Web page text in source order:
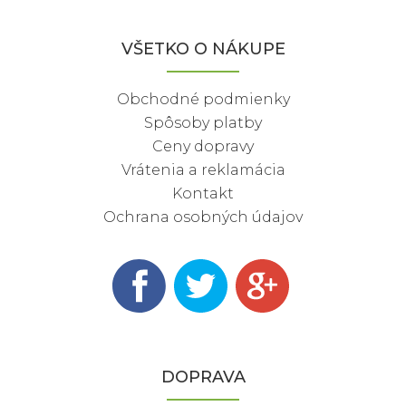
VŠETKO O NÁKUPE
Obchodné podmienky
Spôsoby platby
Ceny dopravy
Vrátenia a reklamácia
Kontakt
Ochrana osobných údajov
DOPRAVA